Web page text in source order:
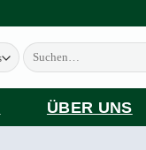
Suchen
nach:
ÜBER UNS